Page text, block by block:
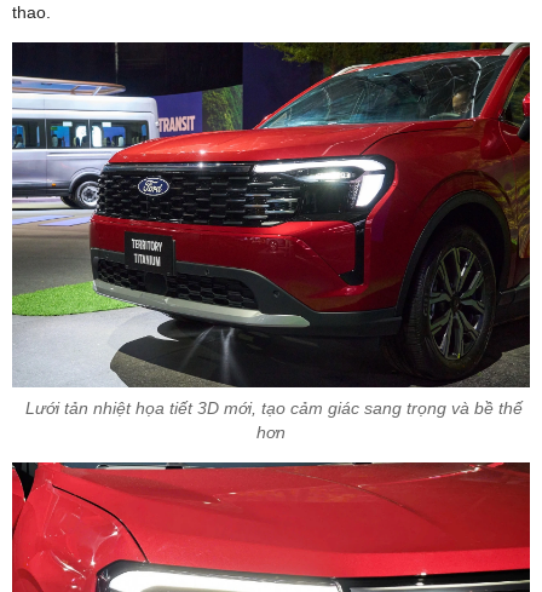
thao.
Lưới tản nhiệt họa tiết 3D mới, tạo cảm giác sang trọng và bề thế
hơn